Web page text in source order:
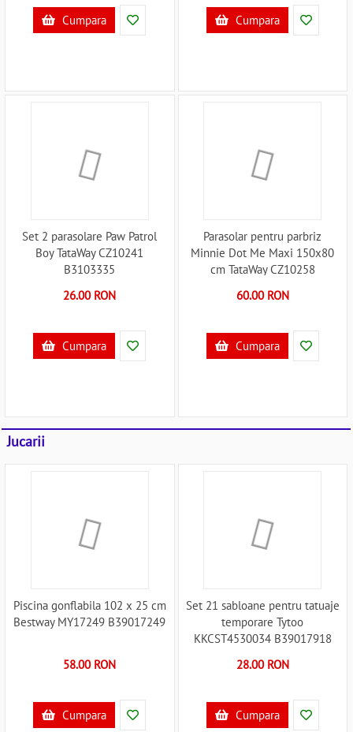
Cumpara Cumpara
Set 2 parasolare Paw Patrol
Boy TataWay CZ10241
B3103335
26.00 RON
Cumpara
Parasolar pentru parbriz
Minnie Dot Me Maxi 150x80
cm TataWay CZ10258
60.00 RON
Cumpara
Jucarii
Piscina gonflabila 102 x 25 cm
Bestway MY17249 B39017249
58.00 RON
Cumpara
Set 21 sabloane pentru tatuaje
temporare Tytoo
KKCST4530034 B39017918
28.00 RON
Cumpara